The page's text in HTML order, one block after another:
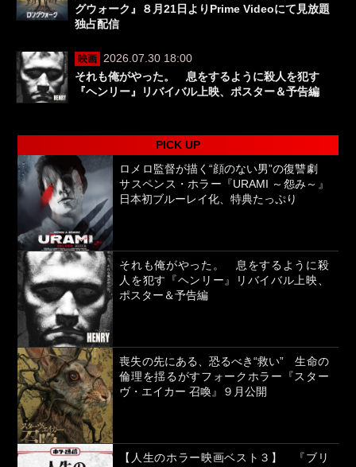
グウォーク』８月21日よりPrime Videoにて見放題
独占配信
映画 2026.07.30 18:00
それも俺がやった。 息をするように殺人を犯す
『ヘンリー』リバイバル上映、ポスター＆予告編
PICK UP
ロメロ監督が描く“顔のない男”の復讐劇
サスペンス・ホラー『URAMI ～怨み～』
日本初ブルーレイ化、特典たっぷり
それも俺がやった。 息をするように殺
人を犯す『ヘンリー』リバイバル上映、
ポスター＆予告編
喪失の先にある、恐るべき“救い” 生命の
倫理を揺るがすフォークホラー『スター
ヴ・エイカー 召喚』９月公開
【人生のホラー映画ベスト３】 『ブリ